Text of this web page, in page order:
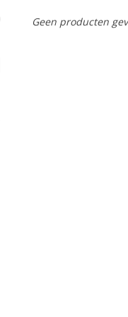
Geen producten